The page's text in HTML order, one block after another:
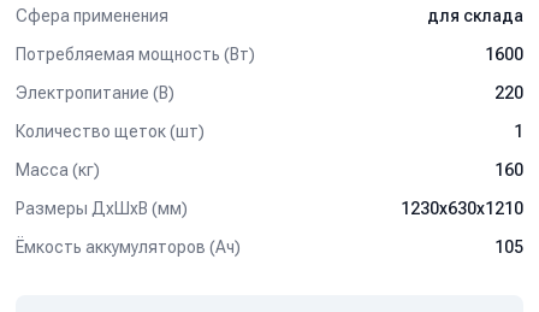
Сфера применения
для склада
Потребляемая мощность (Вт)
1600
Электропитание (В)
220
Количество щеток (шт)
1
Масса (кг)
160
Размеры ДхШхВ (мм)
1230x630x1210
Ёмкость аккумуляторов (Ач)
105